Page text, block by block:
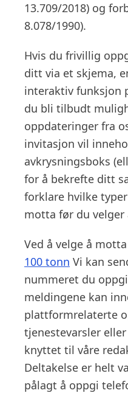
13.709/2018) og
8.078/1990).
Hvis du frivillig
ditt via et skjema,
interaktiv funksjon
du bli tilbudt
oppdateringer fra
invitasjon vil
avkrysningsboks
for å bekrefte ditt
forklare hvilke
motta før du velger
Ved å velge å
100 tonn Vi kan
nummeret du
meldingene kan
plattformrelaterte
tjenestevarsler
knyttet til våre
Deltakelse er helt
pålagt å oppgi